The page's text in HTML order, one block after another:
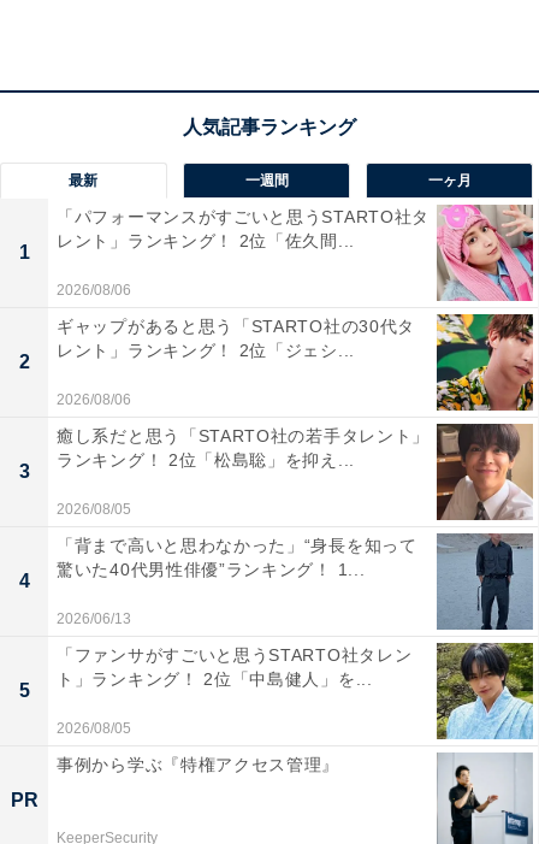
回答者からは、「俺は働いているんだ、疲れたと言う
な、ため息をつくな、どうせパートだろう、などとこと
あるごとに言われる。言い返すと逆ギレをして物に当た
る」（女性30代）、「自分の思い通りにならないと、夫
は『クズ』や『家から出ていけ』と言ってくるから」
（女性40代）などのほか、「モラハラは自分への影響だ
けでなく、子供に間違った常識を植え付けてしまいそう
な悪影響がありそうなので、むしろ子供がいるからこそ
別れなきゃいけないと感じるかもしれません」（男性40
代）とのコメントもありました。
この記事の筆者：福島 ゆき プロフィール
アニメや漫画のレビュー、エンタメトピックスなどを中
心に、オールジャンルで執筆中のライター。時々、店舗
取材などのリポート記事も担当。All AboutおよびAll
次ページ
「モラハラ」「性格が合わない」
最新 一週間 一ヶ月
1
「パフォーマンスがすごいと思うSTARTO社タ
レント」ランキング！ 2位「佐久間...
2026/08/06
2
ギャップがあると思う「STARTO社の30代タ
レント」ランキング！ 2位「ジェシ...
2026/08/06
3
癒し系だと思う「STARTO社の若手タレント」
ランキング！ 2位「松島聡」を抑え...
2026/08/05
4
「背まで高いと思わなかった」“身長を知って
驚いた40代男性俳優”ランキング！ 1...
2026/06/13
5
「ファンサがすごいと思うSTARTO社タレン
ト」ランキング！ 2位「中島健人」を...
2026/08/05
PR
事例から学ぶ『特権アクセス管理』
KeeperSecurity